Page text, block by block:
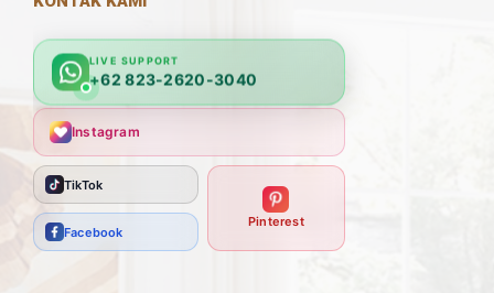
LIVE SUPPORT
+62 823-2620-3040
Instagram
TikTok
Facebook
Pinterest